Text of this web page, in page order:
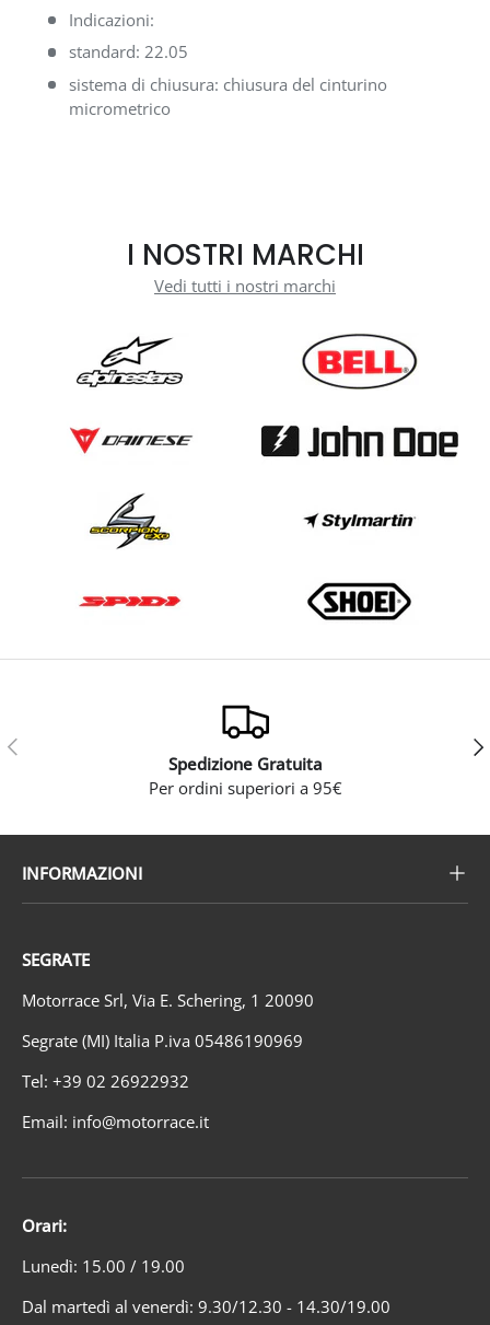
Indicazioni:
standard: 22.05
sistema di chiusura: chiusura del cinturino
micrometrico
I NOSTRI MARCHI
Vedi tutti i nostri marchi
Indietro
Spedizione Gratuita
Per ordini superiori a 95€
INFORMAZIONI
SEGRATE
Motorrace Srl, Via E. Schering, 1 20090
Segrate (MI) Italia P.iva 05486190969
Tel: +39 02 26922932
Email: info@motorrace.it
Orari:
Lunedì: 15.00 / 19.00
Dal martedì al venerdì: 9.30/12.30 - 14.30/19.00